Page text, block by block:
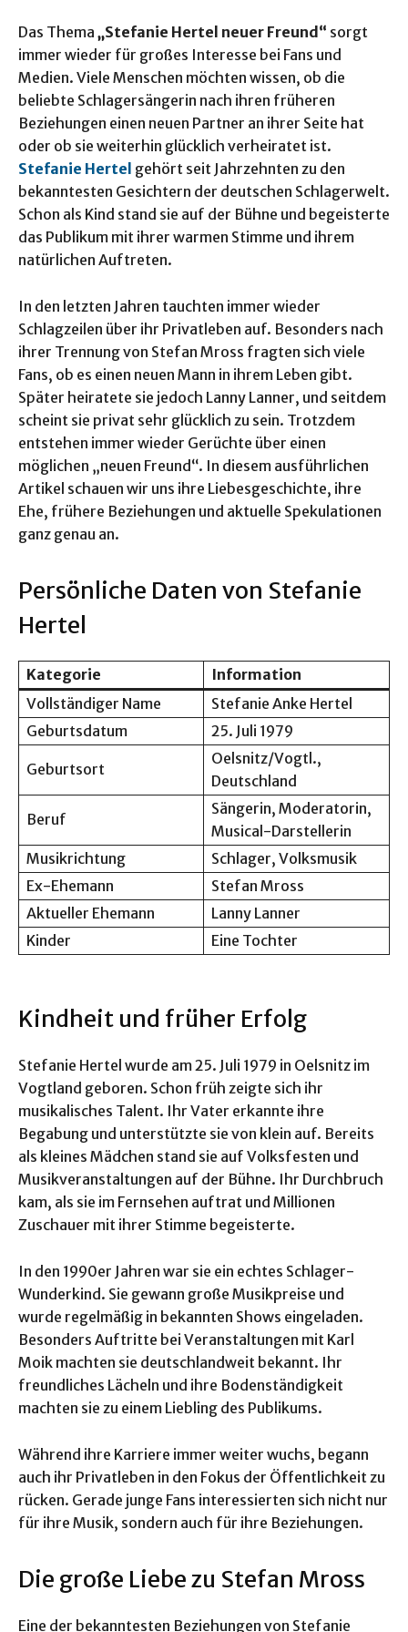
Das Thema „Stefanie Hertel neuer Freund“ sorgt
immer wieder für großes Interesse bei Fans und
Medien. Viele Menschen möchten wissen, ob die
beliebte Schlagersängerin nach ihren früheren
Beziehungen einen neuen Partner an ihrer Seite hat
oder ob sie weiterhin glücklich verheiratet ist.
Stefanie Hertel gehört seit Jahrzehnten zu den
bekanntesten Gesichtern der deutschen Schlagerwelt.
Schon als Kind stand sie auf der Bühne und begeisterte
das Publikum mit ihrer warmen Stimme und ihrem
natürlichen Auftreten.
In den letzten Jahren tauchten immer wieder
Schlagzeilen über ihr Privatleben auf. Besonders nach
ihrer Trennung von Stefan Mross fragten sich viele
Fans, ob es einen neuen Mann in ihrem Leben gibt.
Später heiratete sie jedoch Lanny Lanner, und seitdem
scheint sie privat sehr glücklich zu sein. Trotzdem
entstehen immer wieder Gerüchte über einen
möglichen „neuen Freund“. In diesem ausführlichen
Artikel schauen wir uns ihre Liebesgeschichte, ihre
Ehe, frühere Beziehungen und aktuelle Spekulationen
ganz genau an.
Persönliche Daten von Stefanie
Hertel
Kategorie
Information
Vollständiger Name
Stefanie Anke Hertel
Geburtsdatum
25. Juli 1979
Geburtsort
Oelsnitz/Vogtl.,
Deutschland
Beruf
Sängerin, Moderatorin,
Musical-Darstellerin
Musikrichtung
Schlager, Volksmusik
Ex-Ehemann
Stefan Mross
Aktueller Ehemann
Lanny Lanner
Kinder
Eine Tochter
Kindheit und früher Erfolg
Stefanie Hertel wurde am 25. Juli 1979 in Oelsnitz im
Vogtland geboren. Schon früh zeigte sich ihr
musikalisches Talent. Ihr Vater erkannte ihre
Begabung und unterstützte sie von klein auf. Bereits
als kleines Mädchen stand sie auf Volksfesten und
Musikveranstaltungen auf der Bühne. Ihr Durchbruch
kam, als sie im Fernsehen auftrat und Millionen
Zuschauer mit ihrer Stimme begeisterte.
In den 1990er Jahren war sie ein echtes Schlager-
Wunderkind. Sie gewann große Musikpreise und
wurde regelmäßig in bekannten Shows eingeladen.
Besonders Auftritte bei Veranstaltungen mit Karl
Moik machten sie deutschlandweit bekannt. Ihr
freundliches Lächeln und ihre Bodenständigkeit
machten sie zu einem Liebling des Publikums.
Während ihre Karriere immer weiter wuchs, begann
auch ihr Privatleben in den Fokus der Öffentlichkeit zu
rücken. Gerade junge Fans interessierten sich nicht nur
für ihre Musik, sondern auch für ihre Beziehungen.
Die große Liebe zu Stefan Mross
Eine der bekanntesten Beziehungen von Stefanie